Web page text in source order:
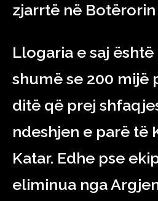
zjarrtë në
Llogaria e saj
shumë se 200 mijë
ditë që prej
ndeshjen e parë të
Katar. Edhe pse
eliminua nga